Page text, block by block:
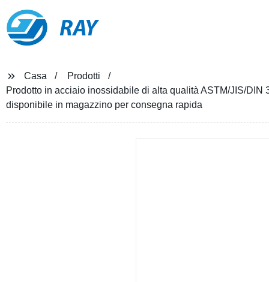
RAY
Casa
Prodotti
Prodotto in acciaio inossidabile di alta qualità ASTM/JIS/
disponibile in magazzino per consegna rapida